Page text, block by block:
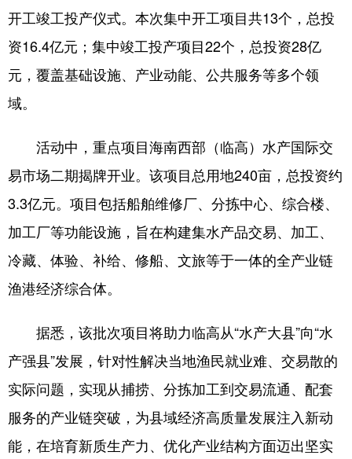
开工竣工投产仪式。本次集中开工项目共13个，总投
资16.4亿元；集中竣工投产项目22个，总投资28亿
元，覆盖基础设施、产业动能、公共服务等多个领
域。
活动中，重点项目海南西部（临高）水产国际交
易市场二期揭牌开业。该项目总用地240亩，总投资约
3.3亿元。项目包括船舶维修厂、分拣中心、综合楼、
加工厂等功能设施，旨在构建集水产品交易、加工、
冷藏、体验、补给、修船、文旅等于一体的全产业链
渔港经济综合体。
据悉，该批次项目将助力临高从“水产大县”向“水
产强县”发展，针对性解决当地渔民就业难、交易散的
实际问题，实现从捕捞、分拣加工到交易流通、配套
服务的产业链突破，为县域经济高质量发展注入新动
能，在培育新质生产力、优化产业结构方面迈出坚实